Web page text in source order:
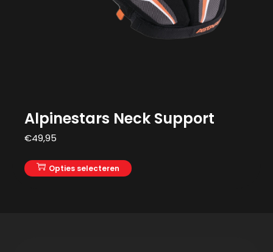
Alpinestars Neck Support
€49,95
Opties selecteren